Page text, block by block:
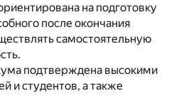
на подготовку
после окончания
самостоятельную
подтверждена высокими
и студентов, а также